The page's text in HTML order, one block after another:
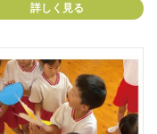
詳しく見る